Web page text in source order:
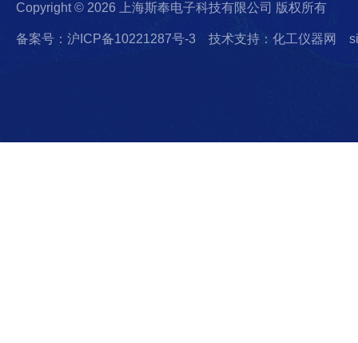
Copyright © 2026 上海斯奉电子科技有限公司 版权所有
备案号：沪ICP备10221287号-3 技术支持：化工仪器网